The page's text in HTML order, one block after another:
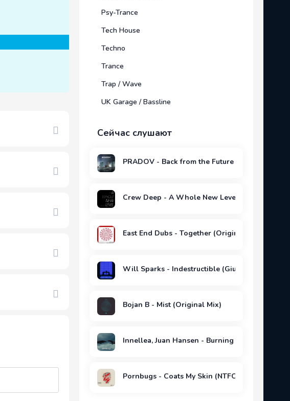
Psy-Trance
Tech House
Techno
Trance
Trap / Wave
UK Garage / Bassline
Сейчас слушают
PRADOV - Back from the Future (Extended Mix)
Crew Deep - A Whole New Level (T.Markakis
East End Dubs - Together (Original Mix)
Will Sparks - Indestructible (Giuseppe
Bojan B - Mist (Original Mix)
Innellea, Juan Hansen - Burning Out (Original
Pornbugs - Coats My Skin (NTFO Remix)